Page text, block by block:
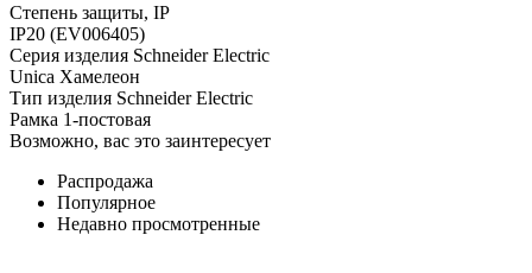
Степень защиты, IP
IP20 (EV006405)
Серия изделия Schneider Electric
Unica Хамелеон
Тип изделия Schneider Electric
Рамка 1-постовая
Возможно, вас это заинтересует
Распродажа
Популярное
Недавно просмотренные